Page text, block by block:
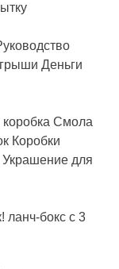
Деньги
коробка Смола
Коробки
для
бокс с 3